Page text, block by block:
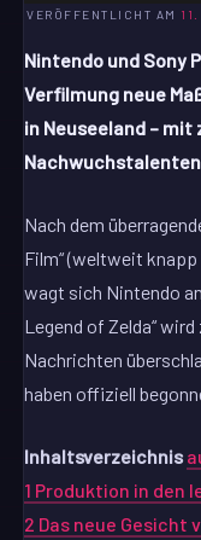
VERÖFFENTLICHT AM
Nintendo und Sony
Verfilmung neue
in Neuseeland –
Nach dem
Film“ (weltweit
wagt sich Nintendo
Legend of Zelda“
Nachrichten
haben offiziell
Inhaltsverzeichnis
1 Produktion in den
2 Das neue Gesicht